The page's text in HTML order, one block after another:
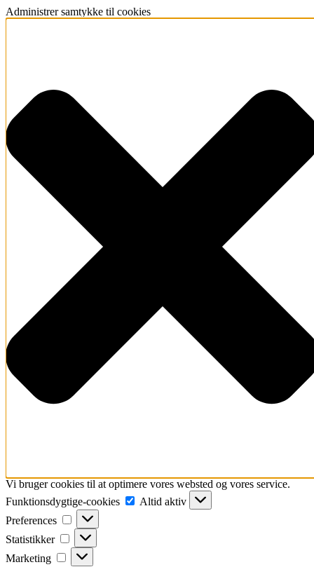
Administrer samtykke til cookies
Vi bruger cookies til at optimere vores websted og vores service.
Funktionsdygtige-cookies
Funktionsdygtige-
cookies
Altid aktiv
Preferences
Preferences
Statistikker Statistikker
Marketing Marketing